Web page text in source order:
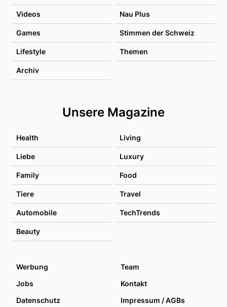
Videos Nau Plus
Games Stimmen der Schweiz
Lifestyle Themen
Archiv
Unsere Magazine
Health Living
Liebe Luxury
Family Food
Tiere Travel
Automobile TechTrends
Beauty
Werbung
Team
Jobs
Kontakt
Datenschutz
Impressum / AGBs